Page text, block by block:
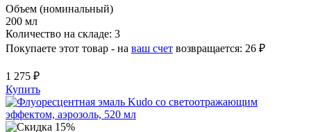
Объем (номинальный)
200 мл
Количество на складе: 3
Покупаете этот товар - на ваш счет возвращается: 26 ₽
1 275 ₽
Купить